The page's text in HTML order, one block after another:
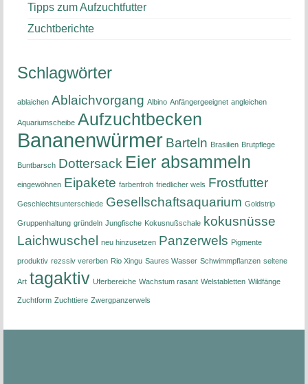
Tipps zum Aufzuchtfutter
Zuchtberichte
Schlagwörter
ablaichen Ablaichvorgang Albino Anfängergeeignet angleichen
Aquariumscheibe Aufzuchtbecken
Bananenwürmer Barteln Brasilien Brutpflege
Buntbarsch Dottersack Eier absammeln
eingewöhnen Eipakete farbenfroh friedlicher wels Frostfutter
Geschlechtsunterschiede Gesellschaftsaquarium Goldstrip
Gruppenhaltung gründeln Jungfische Kokusnußschale kokusnüsse
Laichwuschel neu hinzusetzen Panzerwels Pigmente
produktiv rezssiv vererben Rio Xingu Saures Wasser Schwimmpflanzen seltene
Art tagaktiv Uferbereiche Wachstum rasant Welstabletten Wildfänge
Zuchtform Zuchttiere Zwergpanzerwels